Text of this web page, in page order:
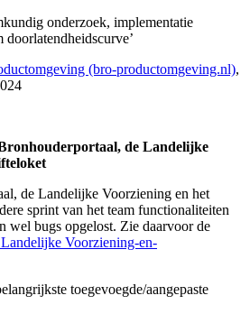
onderzoek, implementatie
doorlatendheidscurve’
(bro-productomgeving.nl),
de Landelijke
de Landelijke Voorziening en het
sprint van het team functionaliteiten
wel bugs opgelost. Zie daarvoor de
Landelijke Voorziening-en-
toegevoegde/aangepaste